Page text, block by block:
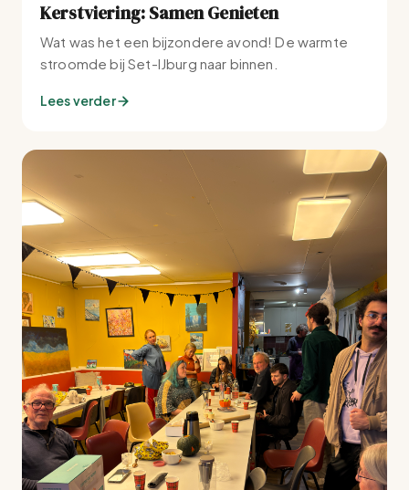
Kerstviering: Samen Genieten
Wat was het een bijzondere avond! De warmte
stroomde bij Set-IJburg naar binnen.
Lees verder